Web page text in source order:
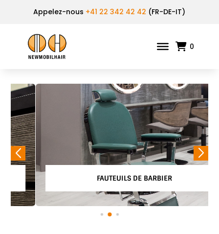
Appelez-nous +41 22 342 42 42 (FR-DE-IT)
0
FAUTEUILS DE BARBIER